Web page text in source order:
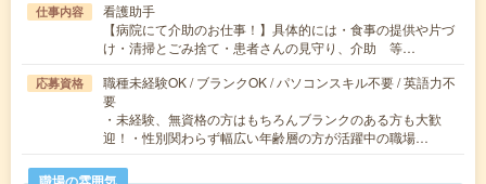
仕事内容
看護助手
【病院にて介助のお仕事！】具体的には・食事の提供や片づ
け・清掃とごみ捨て・患者さんの見守り、介助 等…
応募資格
職種未経験OK / ブランクOK / パソコンスキル不要 / 英語力不
要
・未経験、無資格の方はもちろんブランクのある方も大歓
迎！・性別関わらず幅広い年齢層の方が活躍中の職場…